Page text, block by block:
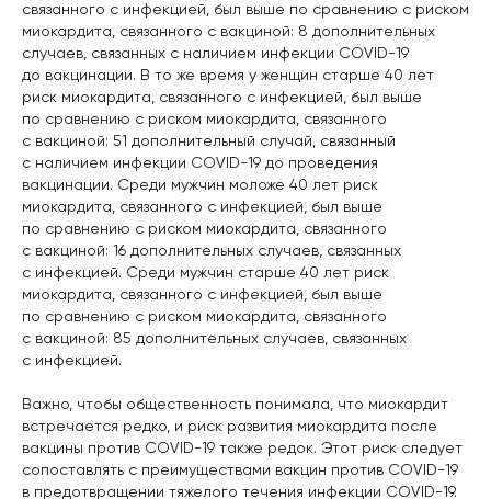
связанного с инфекцией, был выше по сравнению с риском
миокардита, связанного с вакциной: 8 дополнительных
случаев, связанных с наличием инфекции COVID-19
до вакцинации. В то же время у женщин старше 40 лет
риск миокардита, связанного с инфекцией, был выше
по сравнению с риском миокардита, связанного
с вакциной: 51 дополнительный случай, связанный
с наличием инфекции COVID-19 до проведения
вакцинации. Среди мужчин моложе 40 лет риск
миокардита, связанного с инфекцией, был выше
по сравнению с риском миокардита, связанного
с вакциной: 16 дополнительных случаев, связанных
с инфекцией. Среди мужчин старше 40 лет риск
миокардита, связанного с инфекцией, был выше
по сравнению с риском миокардита, связанного
с вакциной: 85 дополнительных случаев, связанных
с инфекцией.
Важно, чтобы общественность понимала, что миокардит
встречается редко, и риск развития миокардита после
вакцины против COVID-19 также редок. Этот риск следует
сопоставлять с преимуществами вакцин против COVID-19
в предотвращении тяжелого течения инфекции COVID-19.